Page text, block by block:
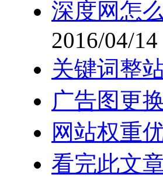
深度网怎
2016/04/14
关键词整
广告图更
网站权重
看完此文